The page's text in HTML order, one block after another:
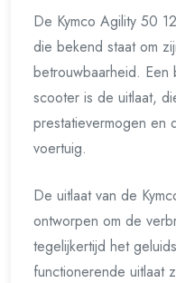
De Kymco Agility 50
die bekend staat om
betrouwbaarheid.
scooter is de uitlaat,
prestatievermogen en
voertuig.
De uitlaat van de
ontworpen om de
tegelijkertijd het
functionerende uitlaat